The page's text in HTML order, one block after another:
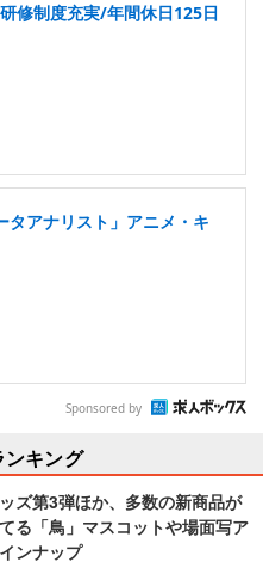
修制度充実/年間休日125日
タアナリスト」アニメ・キ
Sponsored by
ンキング
ズ第3弾ほか、多数の新商品が
る「鳥」マスコットや場面写ア
ンナップ